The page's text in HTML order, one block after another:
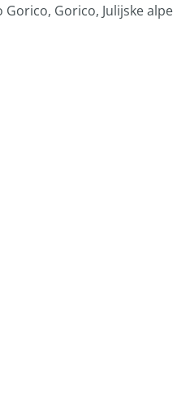
Gorico, Gorico, Julijske